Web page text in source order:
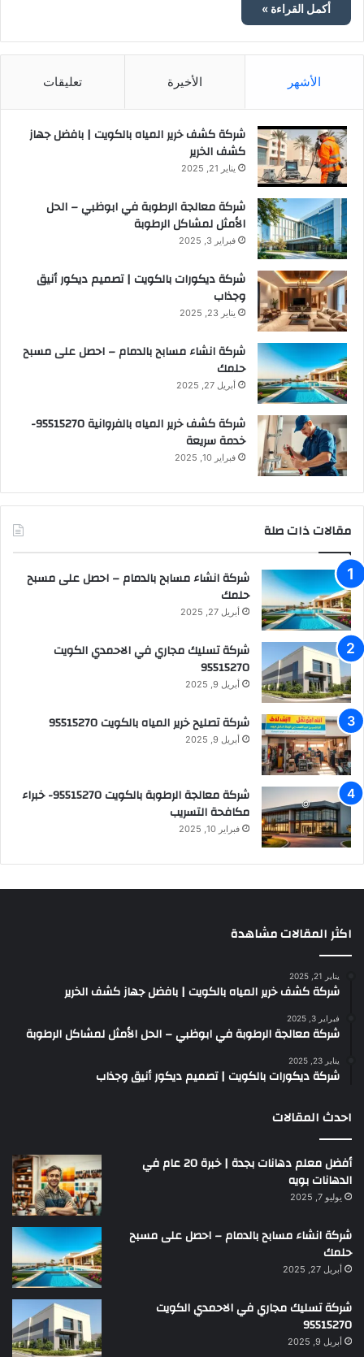
أكمل القراءة »
الأشهر الأخيرة تعليقات
شركة كشف خرير المياه بالكويت | بافضل جهاز
كشف الخرير
يناير 21, 2025
شركة معالجة الرطوبة في ابوظبي – الحل
الأمثل لمشاكل الرطوبة
فبراير 3, 2025
شركة ديكورات بالكويت | تصميم ديكور أنيق
وجذاب
يناير 23, 2025
شركة انشاء مسابح بالدمام – احصل على مسبح
حلمك
أبريل 27, 2025
شركة كشف خرير المياه بالفروانية 95515270-
خدمة سريعة
فبراير 10, 2025
مقالات ذات صلة
شركة انشاء مسابح بالدمام – احصل على مسبح
حلمك
أبريل 27, 2025
شركة تسليك مجاري في الاحمدي الكويت
95515270
أبريل 9, 2025
شركة تصليح خرير المياه بالكويت 95515270
أبريل 9, 2025
شركة معالجة الرطوبة بالكويت 95515270- خبراء
مكافحة التسريب
فبراير 10, 2025
اكثر المقالات مشاهدة
يناير 21, 2025
شركة كشف خرير المياه بالكويت | بافضل جهاز كشف الخرير
فبراير 3, 2025
شركة معالجة الرطوبة في ابوظبي – الحل الأمثل لمشاكل الرطوبة
يناير 23, 2025
شركة ديكورات بالكويت | تصميم ديكور أنيق وجذاب
احدث المقالات
أفضل معلم دهانات بجدة | خبرة 20 عام في
الدهانات بويه
يوليو 7, 2025
شركة انشاء مسابح بالدمام – احصل على مسبح
حلمك
أبريل 27, 2025
شركة تسليك مجاري في الاحمدي الكويت
95515270
أبريل 9, 2025